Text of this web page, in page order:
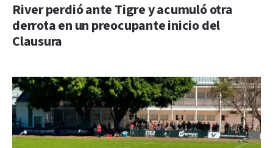
River perdió ante Tigre y acumuló otra
derrota en un preocupante inicio del
Clausura